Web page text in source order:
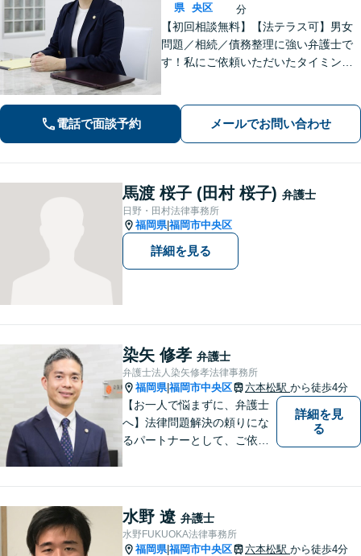
県
央区
分
【初回相談無料】【法テラス可】男女
問題／相続／債務整理に強い弁護士で
す！私にご依頼いただいたタイミング
してまいります【夜間・休日相談可】
【完全個室相談】【赤坂駅6分】
電話で面談予約 メールでお問い合わせ
馬渡 桜子 (田村 桜子) 弁護士
日野・田村法律事務所
福岡県|福岡市中央区
詳細を見る
染矢 修孝 弁護士
弁護士法人染矢修孝法律事務所
福岡県|福岡市中央区 六本松駅 から徒歩4分
【お一人で悩まずに、弁護士
へ】法律問題解決の頼りにな
るパートナーとして、ご依頼
じめ、「離婚事件」、「損害
賠償請求事件」、「刑事事
件」まで多数の事件の取り扱
詳細を見
る
水野 遼 弁護士
水野FUKUOKA法律事務所
福岡県|福岡市中央区 六本松駅 から徒歩4分